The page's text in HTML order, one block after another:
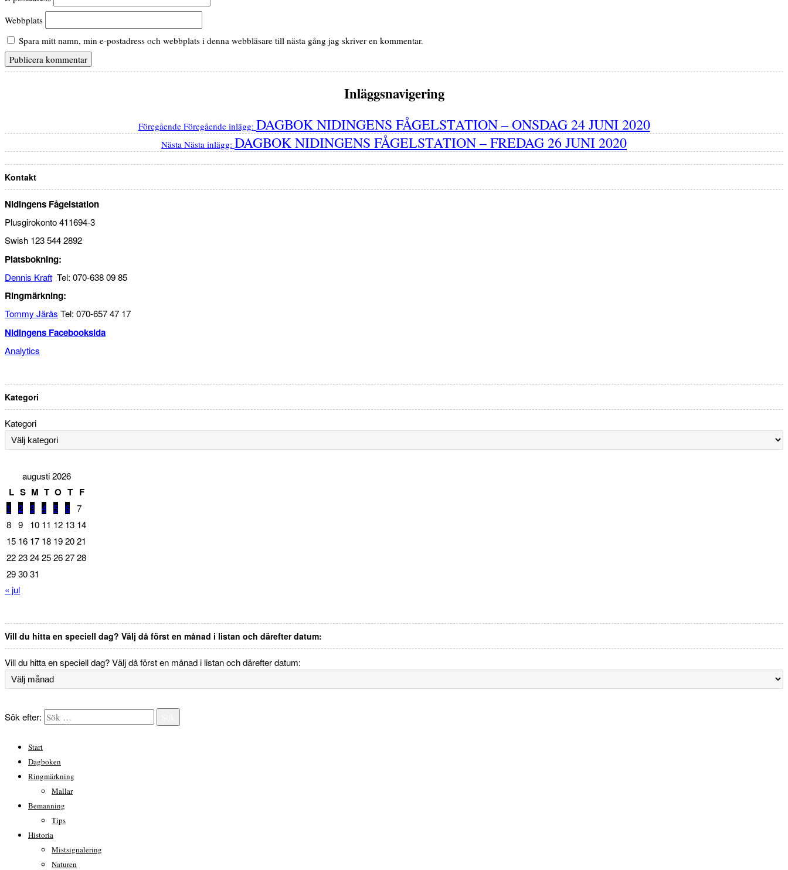
Webbplats
Spara mitt namn, min e-postadress och webbplats i denna webbläsare till nästa gång jag skriver en kommentar.
Inläggsnavigering
Föregående Föregående inlägg: DAGBOK NIDINGENS FÅGELSTATION – ONSDAG 24 JUNI 2020
Nästa Nästa inlägg: DAGBOK NIDINGENS FÅGELSTATION – FREDAG 26 JUNI 2020
Kontakt
Nidingens Fågelstation
Plusgirokonto 411694-3
Swish 123 544 2892
Platsbokning:
Dennis Kraft Tel: 070-638 09 85
Ringmärkning:
Tommy Järås Tel: 070-657 47 17
Nidingens Facebooksida
Analytics
Kategori
Kategori
augusti 2026
L S M T O T F
1 2 3 4 5 6 7
8 9 10 11 12 13 14
15 16 17 18 192021
22232425262728
293031
« jul
Vill du hitta en speciell dag? Välj då först en månad i listan och därefter datum:
Vill du hitta en speciell dag? Välj då först en månad i listan och därefter datum:
Sök efter:
Start
Dagboken
Ringmärkning
Mallar
Bemanning
Tips
Historia
Mistsignalering
Naturen